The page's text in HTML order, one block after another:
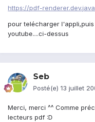
https://pdf-
pour telécharger
youtube....ci-dessus
Seb
Posté(e) 13 juillet
Merci, merci ^^ Comme
lecteurs pdf :D